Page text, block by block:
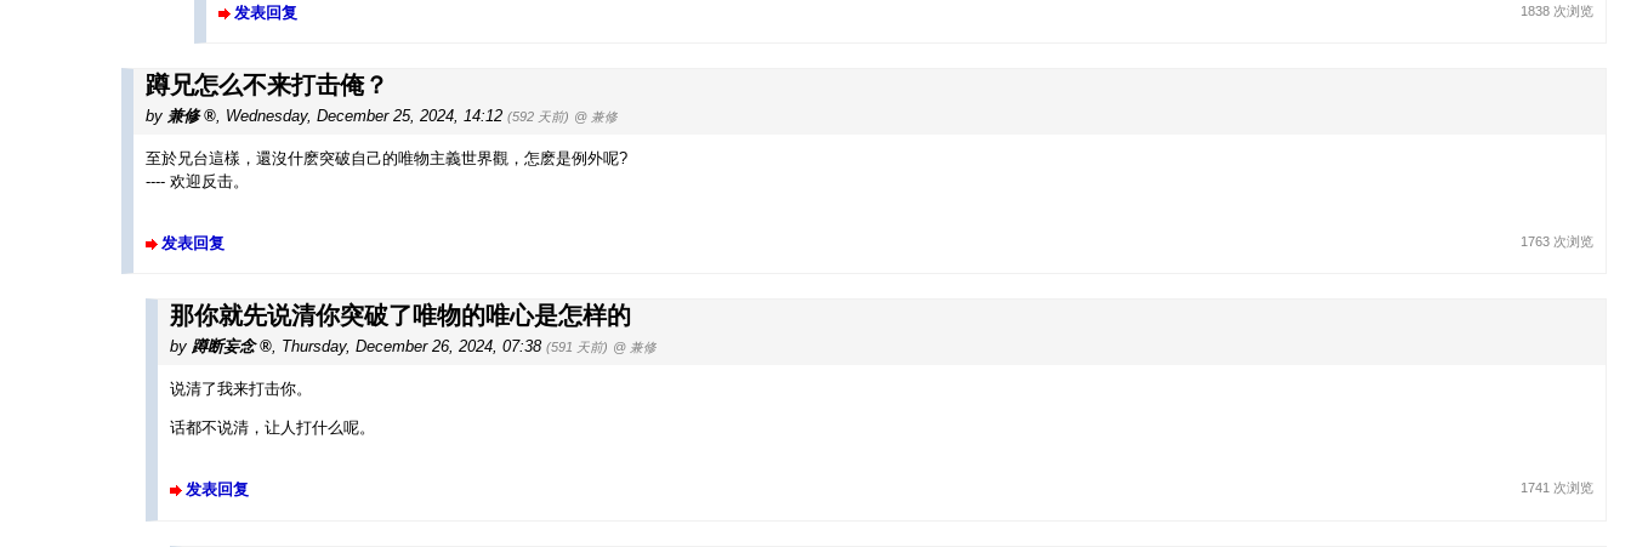
发表回复 1838 次浏览
蹲兄怎么不来打击俺？
by 兼修 Wednesday, December 25, 2024, 14:12 (592 天前) @ 兼修
至於兄台這樣，還沒什麽突破自己的唯物主義世界觀，怎麽是例外呢?
---- 欢迎反击。
发表回复 1763 次浏览
那你就先说清你突破了唯物的唯心是怎样的
by 蹲断妄念 , Thursday, December 26, 2024, 07:38 (591 天前) @ 兼修
说清了我来打击你。
话都不说清，让人打什么呢。
发表回复 1741 次浏览